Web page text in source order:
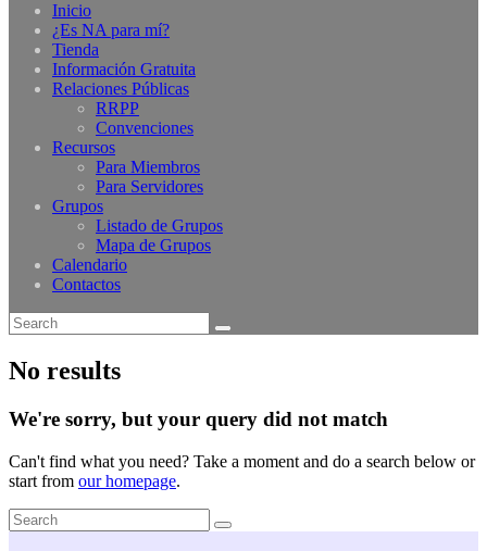
Inicio
¿Es NA para mí?
Tienda
Información Gratuita
Relaciones Públicas
RRPP
Convenciones
Recursos
Para Miembros
Para Servidores
Grupos
Listado de Grupos
Mapa de Grupos
Calendario
Contactos
No results
We're sorry, but your query did not match
Can't find what you need? Take a moment and do a search below or
start from our homepage.